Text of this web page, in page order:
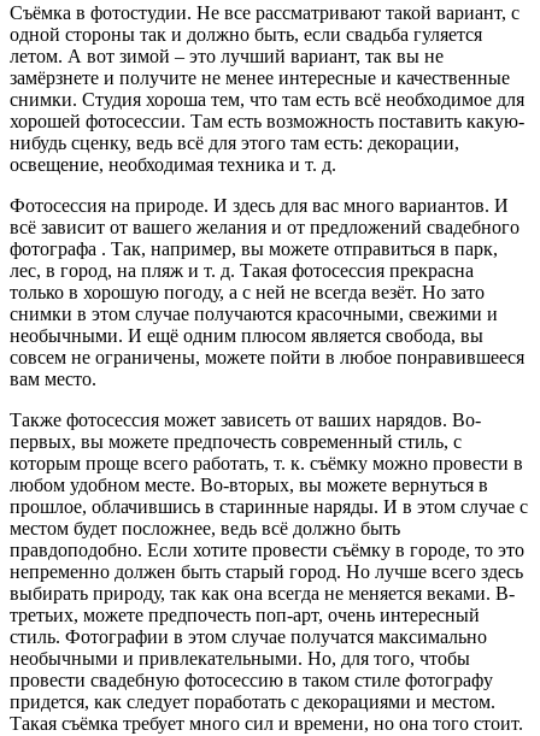
Съёмка в фотостудии. Не все рассматривают такой вариант, с
одной стороны так и должно быть, если свадьба гуляется
летом. А вот зимой – это лучший вариант, так вы не
замёрзнете и получите не менее интересные и качественные
снимки. Студия хороша тем, что там есть всё необходимое для
хорошей фотосессии. Там есть возможность поставить какую-
нибудь сценку, ведь всё для этого там есть: декорации,
освещение, необходимая техника и т. д.
Фотосессия на природе. И здесь для вас много вариантов. И
всё зависит от вашего желания и от предложений свадебного
фотографа . Так, например, вы можете отправиться в парк,
лес, в город, на пляж и т. д. Такая фотосессия прекрасна
только в хорошую погоду, а с ней не всегда везёт. Но зато
снимки в этом случае получаются красочными, свежими и
необычными. И ещё одним плюсом является свобода, вы
совсем не ограничены, можете пойти в любое понравившееся
вам место.
Также фотосессия может зависеть от ваших нарядов. Во-
первых, вы можете предпочесть современный стиль, с
которым проще всего работать, т. к. съёмку можно провести в
любом удобном месте. Во-вторых, вы можете вернуться в
прошлое, облачившись в старинные наряды. И в этом случае с
местом будет посложнее, ведь всё должно быть
правдоподобно. Если хотите провести съёмку в городе, то это
непременно должен быть старый город. Но лучше всего здесь
выбирать природу, так как она всегда не меняется веками. В-
третьих, можете предпочесть поп-арт, очень интересный
стиль. Фотографии в этом случае получатся максимально
необычными и привлекательными. Но, для того, чтобы
провести свадебную фотосессию в таком стиле фотографу
придется, как следует поработать с декорациями и местом.
Такая съёмка требует много сил и времени, но она того стоит.